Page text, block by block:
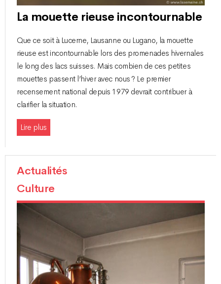
La mouette rieuse incontournable
Que ce soit à Lucerne, Lausanne ou Lugano, la mouette
rieuse est incontournable lors des promenades hivernales
le long des lacs suisses. Mais combien de ces petites
mouettes passent l’hiver avec nous ? Le premier
recensement national depuis 1979 devrait contribuer à
clarifier la situation.
Lire plus
Actualités
Culture